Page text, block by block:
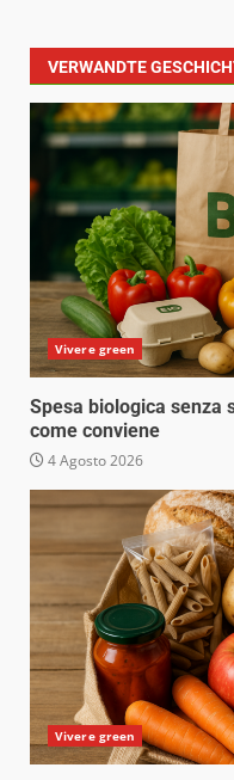
VERWANDTE
Vivere green
Spesa biologica senza
come conviene
4 Agosto 2026
Vivere green